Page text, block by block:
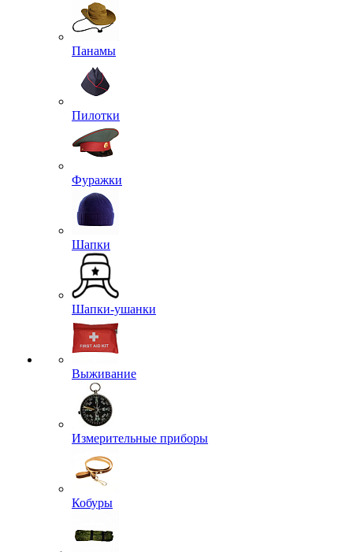
Панамы
Пилотки
Фуражки
Шапки
Шапки-ушанки
Выживание
Измерительные приборы
Кобуры